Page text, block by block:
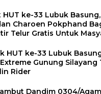
HUT ke-33 Lubuk
Charoen Pokphand
Telur Gratis Untuk
HUT ke-33 Lubuk
Gunung Silayang
Rider
Dandim 0304/